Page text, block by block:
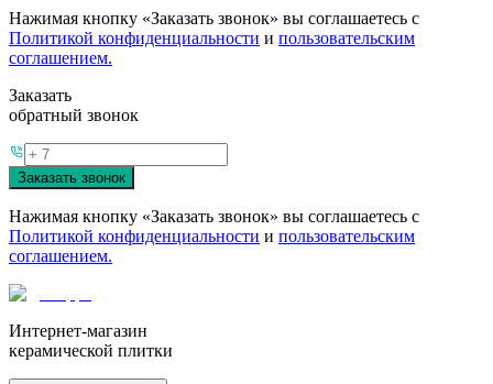
Нажимая кнопку «Заказать звонок» вы соглашаетесь с
Политикой конфиденциальности и пользовательским
соглашением.
Заказать
обратный звонок
Заказать звонок
Нажимая кнопку «Заказать звонок» вы соглашаетесь с
Политикой конфиденциальности и пользовательским
соглашением.
Интернет-магазин
керамической плитки